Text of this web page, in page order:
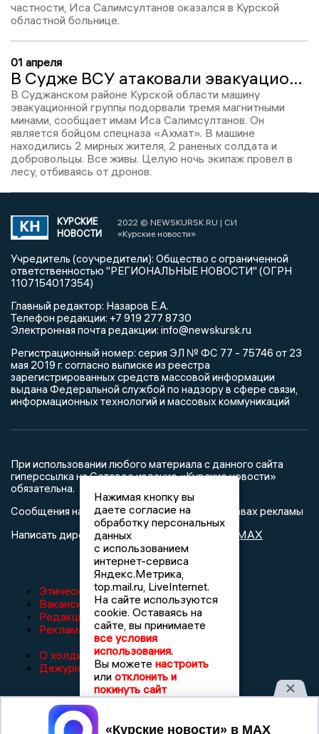
частности, Иса Салимсултанов оказался в Курской
областной больнице.
01 апреля
В Судже ВСУ атаковали эвакуационную группу
В Суджанском районе Курской области машину
эвакуационной группы подорвали тремя магнитными
минами, сообщает имам Иса Салимсултанов. Он
является бойцом спецназа «Ахмат». В машине
находились 2 мирных жителя, 2 раненых солдата и
добровольцы. Все живы. Целую ночь экипаж провел в
лесу, отбиваясь от дронов.
КУРСКИЕ
НОВОСТИ
2022 © NEWSKURSK.RU | СИ
«Курские новости»
Учредитель (соучредители): Общество с ограниченной
ответственностью "РЕГИОНАЛЬНЫЕ НОВОСТИ" (ОГРН
1107154017354)
Главный редактор: Назаров Е.А.
Телефон редакции: +7 919 277 8730
Электронная почта редакции: info@newskursk.ru
Регистрационный номер: серия ЭЛ № ФС 77 - 75746 от 23
мая 2019 г. согласно выписке из реестра
зарегистрированных средств массовой информации
выдана Федеральной службой по надзору в сфере связи,
информационных технологий и массовых коммуникаций
При использовании любого материала с данного сайта
гиперссылка на Сетевое издание «Курские новости»
обязательна.
Сообщения на сером фоне размещены на правах рекламы
Написать директору в телеграм
MAX
Этическая политика изданий
Вакансии
Редакция
Реклама
О холдинге
Дежурный по новостям
Нажимая кнопку вы
даете согласие на
обработку персональных
данных
с использованием
интернет-сервиса
Яндекс.Метрика,
top.mail.ru, LiveInternet.
На сайте используются
cookie. Оставаясь на
сайте, вы принимаете
все условия
использования.
Вы можете настроить
или отклонить и
покинуть сайт
Принять